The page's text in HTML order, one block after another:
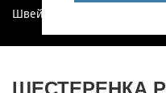
Швеймастер
ШЕСТЕРЕНКА